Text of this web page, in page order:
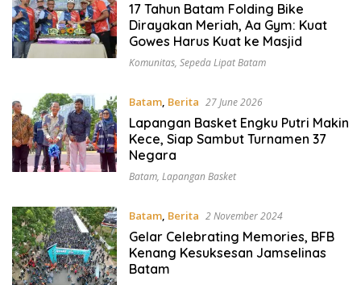
17 Tahun Batam Folding Bike
Dirayakan Meriah, Aa Gym: Kuat
Gowes Harus Kuat ke Masjid
Komunitas, Sepeda Lipat Batam
Batam, Berita 27 June 2026
Lapangan Basket Engku Putri Makin
Kece, Siap Sambut Turnamen 37
Negara
Batam, Lapangan Basket
Batam, Berita 2 November 2024
Gelar Celebrating Memories, BFB
Kenang Kesuksesan Jamselinas
Batam